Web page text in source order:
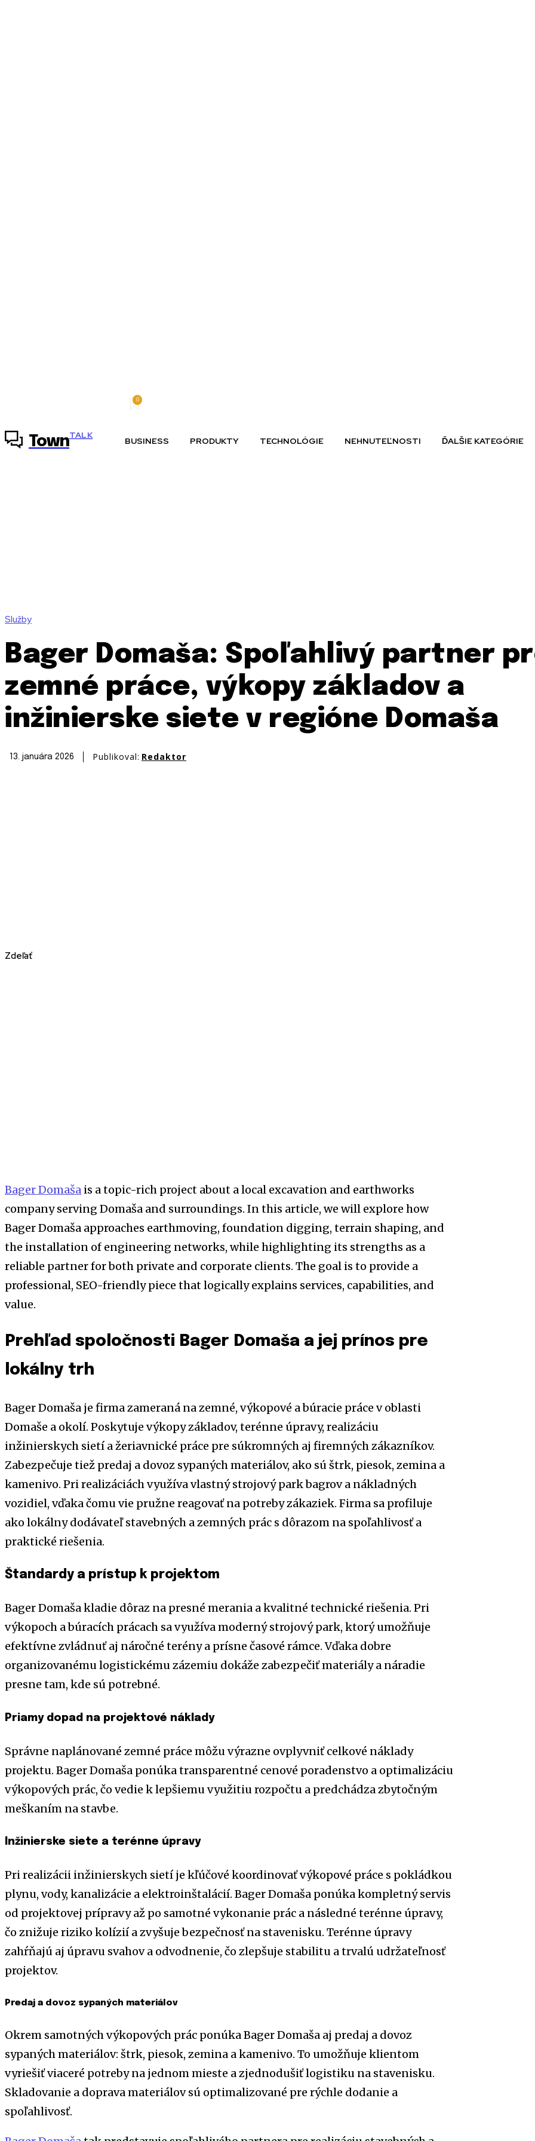
0
TownTALK
BUSINESS PRODUKTY TECHNOLÓGIE NEHNUTEĽNOSTI ĎALŠIE KATEGÓRIE
Služby
Bager Domaša: Spoľahlivý partner
zemné práce, výkopy základov a
inžinierske siete v regióne Domaša
13. januára 2026 Publikoval: Redaktor
Zdeľať
Bager Domaša is a topic-rich project about a local excavation and earthworks
company serving Domaša and surroundings. In this article, we will explore how
Bager Domaša approaches earthmoving, foundation digging, terrain shaping, and
the installation of engineering networks, while highlighting its strengths as a
reliable partner for both private and corporate clients. The goal is to provide a
professional, SEO-friendly piece that logically explains services, capabilities, and
value.
Prehľad spoločnosti Bager Domaša a jej prínos pre
lokálny trh
Bager Domaša je firma zameraná na zemné, výkopové a búracie práce v oblasti
Domaše a okolí. Poskytuje výkopy základov, terénne úpravy, realizáciu
inžinierskych sietí a žeriavnické práce pre súkromných aj firemných zákazníkov.
Zabezpečuje tiež predaj a dovoz sypaných materiálov, ako sú štrk, piesok, zemina a
kamenivo. Pri realizáciách využíva vlastný strojový park bagrov a nákladných
vozidiel, vďaka čomu vie pružne reagovať na potreby zákaziek. Firma sa profiluje
ako lokálny dodávateľ stavebných a zemných prác s dôrazom na spoľahlivosť a
praktické riešenia.
Štandardy a prístup k projektom
Bager Domaša kladie dôraz na presné merania a kvalitné technické riešenia. Pri
výkopoch a búracích prácach sa využíva moderný strojový park, ktorý umožňuje
efektívne zvládnuť aj náročné terény a prísne časové rámce. Vďaka dobre
organizovanému logistickému zázemiu dokáže zabezpečiť materiály a náradie
presne tam, kde sú potrebné.
Priamy dopad na projektové náklady
Správne naplánované zemné práce môžu výrazne ovplyvniť celkové náklady
projektu. Bager Domaša ponúka transparentné cenové poradenstvo a optimalizáciu
výkopových prác, čo vedie k lepšiemu využitiu rozpočtu a predchádza zbytočným
meškaním na stavbe.
Inžinierske siete a terénne úpravy
Pri realizácii inžinierskych sietí je kľúčové koordinovať výkopové práce s pokládkou
plynu, vody, kanalizácie a elektroinštalácií. Bager Domaša ponúka kompletný servis
od projektovej prípravy až po samotné vykonanie prác a následné terénne úpravy,
čo znižuje riziko kolízií a zvyšuje bezpečnosť na stavenisku. Terénne úpravy
zahŕňajú aj úpravu svahov a odvodnenie, čo zlepšuje stabilitu a trvalú udržateľnosť
projektov.
Predaj a dovoz sypaných materiálov
Okrem samotných výkopových prác ponúka Bager Domaša aj predaj a dovoz
sypaných materiálov: štrk, piesok, zemina a kamenivo. To umožňuje klientom
vyriešiť viaceré potreby na jednom mieste a zjednodušiť logistiku na stavenisku.
Skladovanie a doprava materiálov sú optimalizované pre rýchle dodanie a
spoľahlivosť.